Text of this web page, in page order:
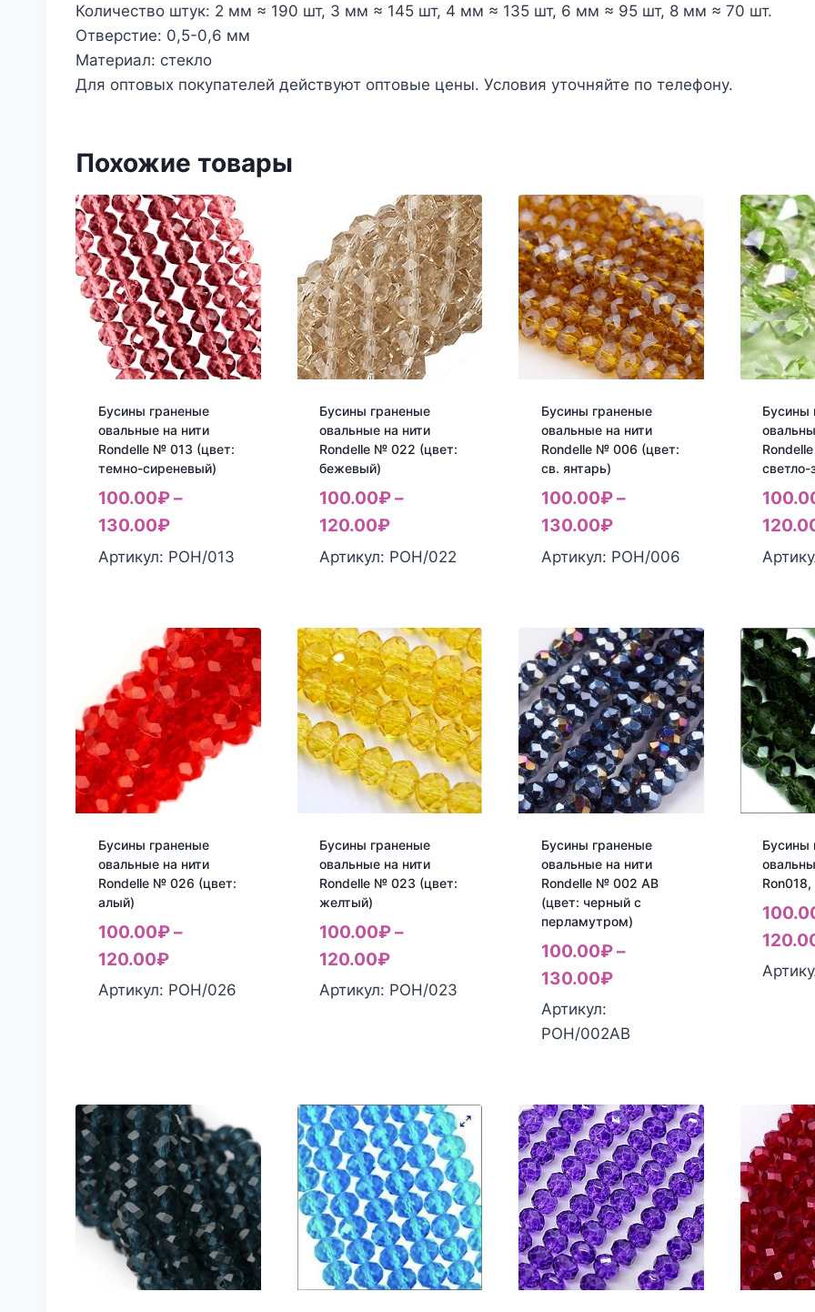
Количество штук: 2 мм ≈ 190 шт, 3 мм ≈ 145 шт, 4 мм ≈ 135 шт, 6 мм ≈ 95 шт, 8 мм ≈ 70 шт.
Отверстие: 0,5-0,6 мм
Материал: стекло
Для оптовых покупателей действуют оптовые цены. Условия уточняйте по телефону.
Похожие товары
Бусины граненые
овальные на нити
Rondelle № 013 (цвет:
темно-сиреневый)
100.00₽–
130.00₽
Артикул: РОН/013
Бусины граненые
овальные на нити
Rondelle № 022 (цвет:
бежевый)
100.00₽–
120.00₽
Артикул: РОН/022
Бусины граненые
овальные на нити
Rondelle № 006 (цвет:
св. янтарь)
100.00₽–
130.00₽
Артикул: РОН/006
Бусины
светло-
Бусины граненые
овальные на нити
Rondelle № 026 (цвет:
алый)
100.00₽–
120.00₽
Артикул: РОН/026
Бусины граненые
овальные на нити
Rondelle № 023 (цвет:
желтый)
100.00₽–
120.00₽
Артикул: РОН/023
Бусины граненые
овальные на нити
Rondelle № 002 AB
(цвет: черный с
перламутром)
100.00₽–
130.00₽
Артикул:
РОН/002AB
Бусины